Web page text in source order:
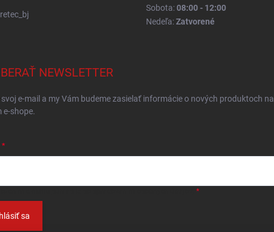
retec_bj
Sobota:08:00 - 12:00
Nedeľa:Zatvorené
NEWSLETTER
e-mail a my Vám budeme zasielať informácie o nových produktoch na
e-shope.
sa